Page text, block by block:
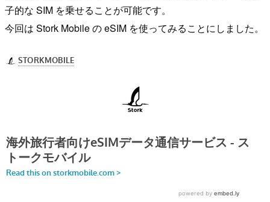
子的な SIM を乗せることが可能です。
今回は Stork Mobile の eSIM を使ってみることにしました。